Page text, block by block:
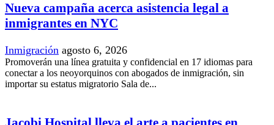
Nueva campaña acerca asistencia legal a
inmigrantes en NYC
Inmigración agosto 6, 2026
Promoverán una línea gratuita y confidencial en 17 idiomas para
conectar a los neoyorquinos con abogados de inmigración, sin
importar su estatus migratorio Sala de...